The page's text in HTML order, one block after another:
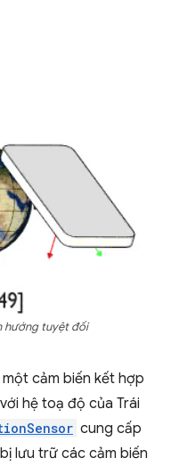
hướng tuyệt đối
một cảm biến kết hợp
hệ toạ độ của Trái
cung cấp
lưu trữ các cảm biến